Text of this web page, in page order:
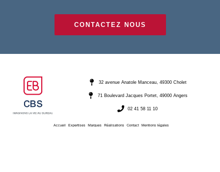
CONTACTEZ NOUS
32 avenue Anatole Manceau, 49300 Cholet
71 Boulevard Jacques Portet, 49000 Angers
02 41 58 11 10
Accueil Expertises Marques Réalisations Contact Mentions légales